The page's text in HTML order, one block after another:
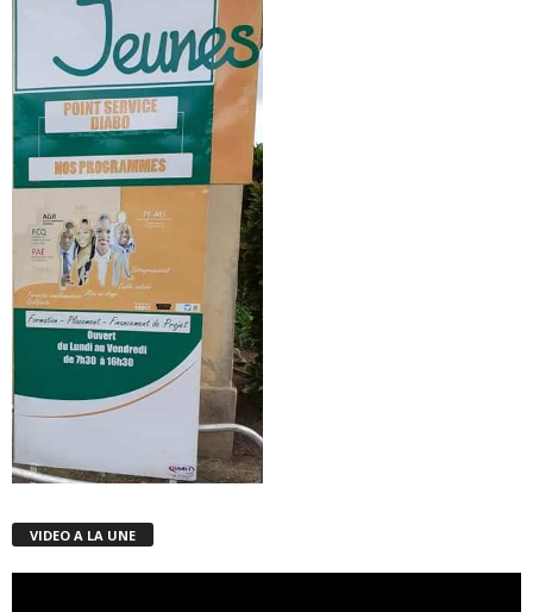
VIDEO A LA UNE